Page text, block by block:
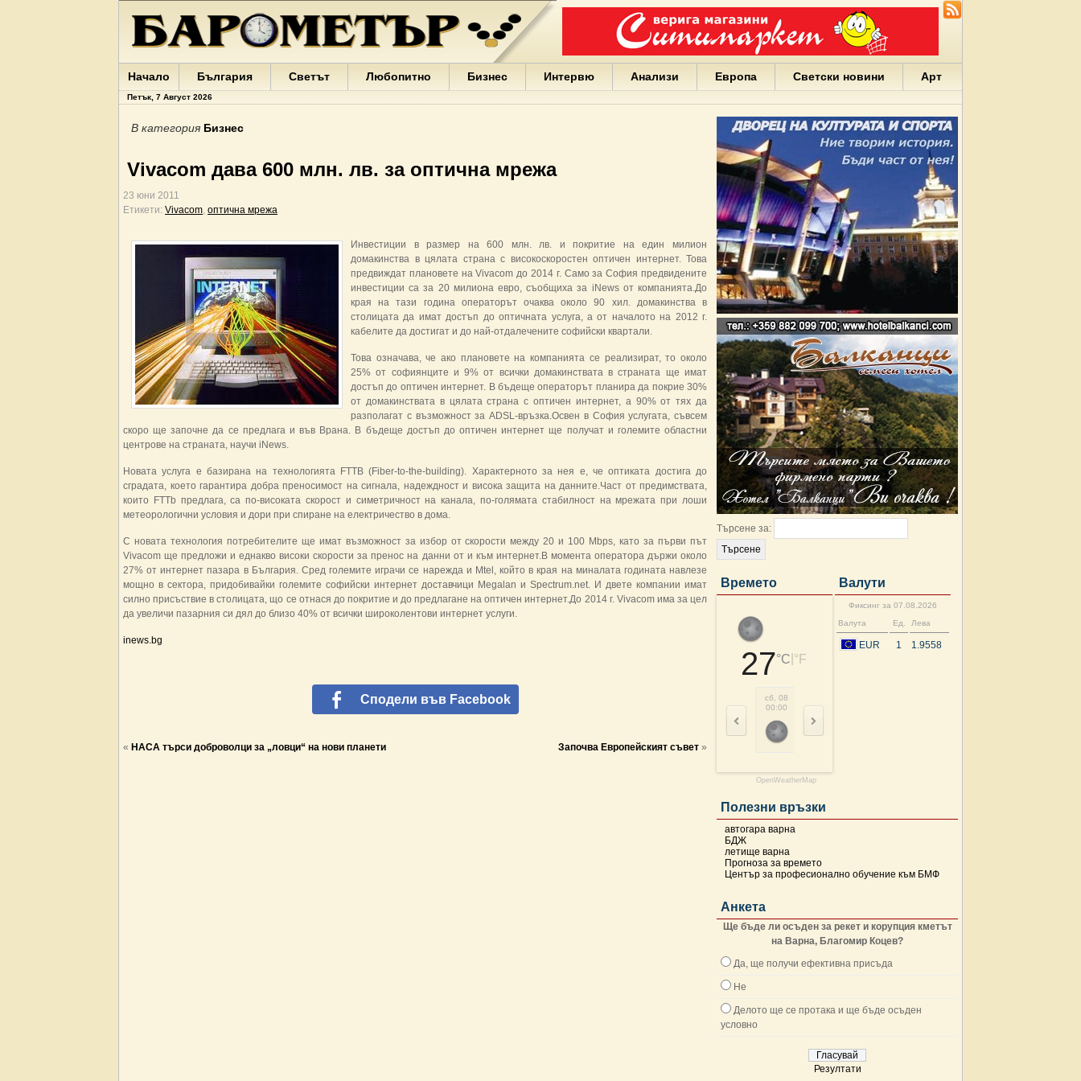
Варна
България
Портних
Facebook
ЕС
Борисов
Европа
българи
Гърция
бизнес
google
деца
Бербатов
ГЕРБ
Начало България Светът Любопитно Бизнес Интервю Анализи Европа Светски новини Арт
Петък, 7 Август 2026
Търсене за:
Времето
27°C °F
сб, 08
00:00
03:00
OpenWeatherMap
Валути
Фиксинг за 07.08.2026
Валута
Ед. Лева
EUR 1 1.9558
Полезни връзки
автогара варна
БДЖ
летище варна
Прогноза за времето
Център за професионално обучение към БМФ
Анкета
Ще бъде ли осъден за рекет и корупция кметът
на Варна, Благомир Коцев?
Да, ще получи ефективна присъда
Не
Делото ще се протака и ще бъде осъден
условно
Резултати
В категория Бизнес
Vivacom дава 600 млн. лв. за оптична мрежа
23 юни 2011
Етикети: Vivacom, оптична мрежа
Инвестиции в размер на 600 млн. лв. и покритие на един милион
домакинства в цялата страна с високоскоростен оптичен интернет. Това
предвиждат плановете на Vivacom до 2014 г. Само за София предвидените
инвестиции са за 20 милиона евро, съобщиха за iNews от компанията.До
края на тази година операторът очаква около 90 хил. домакинства в
столицата да имат достъп до оптичната услуга, а от началото на 2012 г.
кабелите да достигат и до най-отдалечените софийски квартали.
Това означава, че ако плановете на компанията се реализират, то около
25% от софиянците и 9% от всички домакинствата в страната ще имат
достъп до оптичен интернет. В бъдеще операторът планира да покрие 30%
от домакинствата в цялата страна с оптичен интернет, а 90% от тях да
разполагат с възможност за ADSL-връзка.Освен в София услугата, съвсем
скоро ще започне да се предлага и във Врана. В бъдеще достъп до оптичен интернет ще получат и големите областни
центрове на страната, научи iNews.
Новата услуга е базирана на технологията FTTB (Fiber-to-the-building). Характерното за нея е, че оптиката достига до
сградата, което гарантира добра преносимост на сигнала, надеждност и висока защита на данните.Част от предимствата,
които FTTb предлага, са по-високата скорост и симетричност на канала, по-голямата стабилност на мрежата при лоши
метеорологични условия и дори при спиране на електричество в дома.
С новата технология потребителите ще имат възможност за избор от скорости между 20 и 100 Mbps, като за първи път
Vivacom ще предложи и еднакво високи скорости за пренос на данни от и към интернет.В момента оператора държи около
27% от интернет пазара в България. Сред големите играчи се нарежда и Mtel, който в края на миналата годината навлезе
мощно в сектора, придобивайки големите софийски интернет доставчици Megalan и Spectrum.net. И двете компании имат
силно присъствие в столицата, що се отнася до покритие и до предлагане на оптичен интернет.До 2014 г. Vivacom има за цел
да увеличи пазарния си дял до близо 40% от всички широколентови интернет услуги.
inews.bg
Сподели във Facebook
« НАСА търси доброволци за „ловци“ на нови планети Започва Европейският съвет »